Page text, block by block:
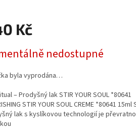
Kč
nedostupné
byla vyprodána…
– Prodyšný lak STIR YOUR SOUL *80641
STIR YOUR SOUL CREME *80641
lak s kyslíkovou technologií je